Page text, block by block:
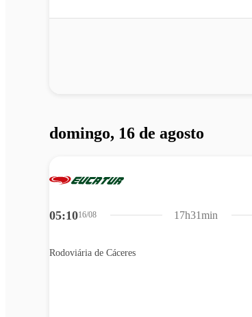
domingo, 16 de agosto
05:1016/08
Rodoviária de Cáceres
17h31min